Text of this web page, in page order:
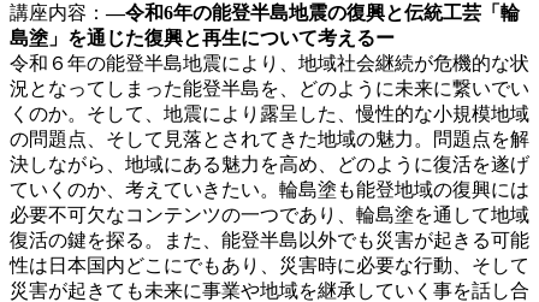
講座内容：―令和6年の能登半島地震の復興と伝統工芸「輪
島塗」を通じた復興と再生について考えるー
令和６年の能登半島地震により、地域社会継続が危機的な状
況となってしまった能登半島を、どのように未来に繋いでい
くのか。そして、地震により露呈した、慢性的な小規模地域
の問題点、そして見落とされてきた地域の魅力。問題点を解
決しながら、地域にある魅力を高め、どのように復活を遂げ
ていくのか、考えていきたい。輪島塗も能登地域の復興には
必要不可欠なコンテンツの一つであり、輪島塗を通して地域
復活の鍵を探る。また、能登半島以外でも災害が起きる可能
性は日本国内どこにでもあり、災害時に必要な行動、そして
災害が起きても未来に事業や地域を継承していく事を話し合